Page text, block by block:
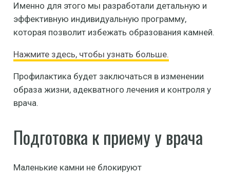
Именно для этого мы разработали детальную и
эффективную индивидуальную программу,
которая позволит избежать образования камней.
Нажмите здесь, чтобы узнать больше.
Профилактика будет заключаться в изменении
образа жизни, адекватного лечения и контроля у
врача.
Подготовка к приему у врача
Маленькие камни не блокируют